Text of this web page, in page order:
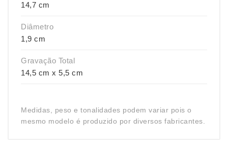
14,7 cm
Diâmetro
1,9 cm
Gravação Total
14,5 cm x 5,5 cm
Medidas, peso e tonalidades podem variar pois o
mesmo modelo é produzido por diversos fabricantes.